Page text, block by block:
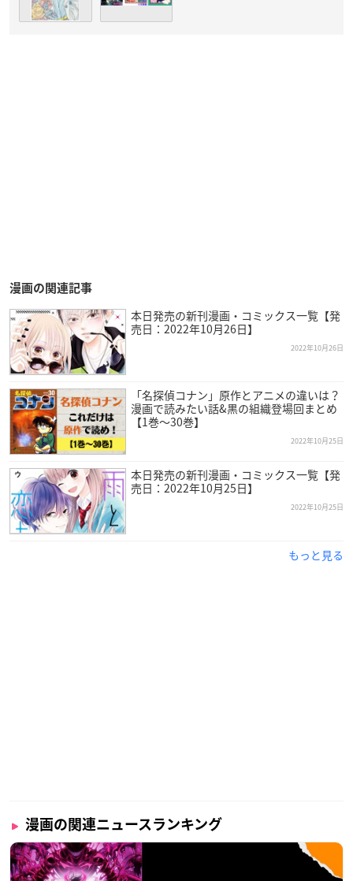
漫画の関連記事
本日発売の新刊漫画・コミックス一覧【発
売日：2022年10月26日】
2022年10月26日
「名探偵コナン」原作とアニメの違いは？
漫画で読みたい話&黒の組織登場回まとめ
【1巻〜30巻】
2022年10月25日
本日発売の新刊漫画・コミックス一覧【発
売日：2022年10月25日】
2022年10月25日
もっと見る
漫画の関連ニュースランキング